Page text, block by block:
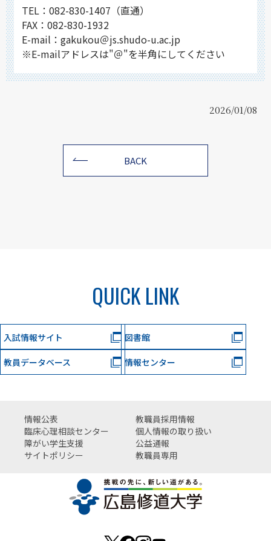
TEL：082-830-1407（直通）
FAX：082-830-1932
E-mail：gakukou＠js.shudo-u.ac.jp
※E-mailアドレスは"＠"を半角にしてください
2026/01/08
BACK
QUICK LINK
入試情報サイト 図書館
教員データベース 情報センター
情報公表
教職員採用情報
臨床心理相談センター
個人情報の取り扱い
障がい学生支援
公益通報
サイトポリシー
教職員専用